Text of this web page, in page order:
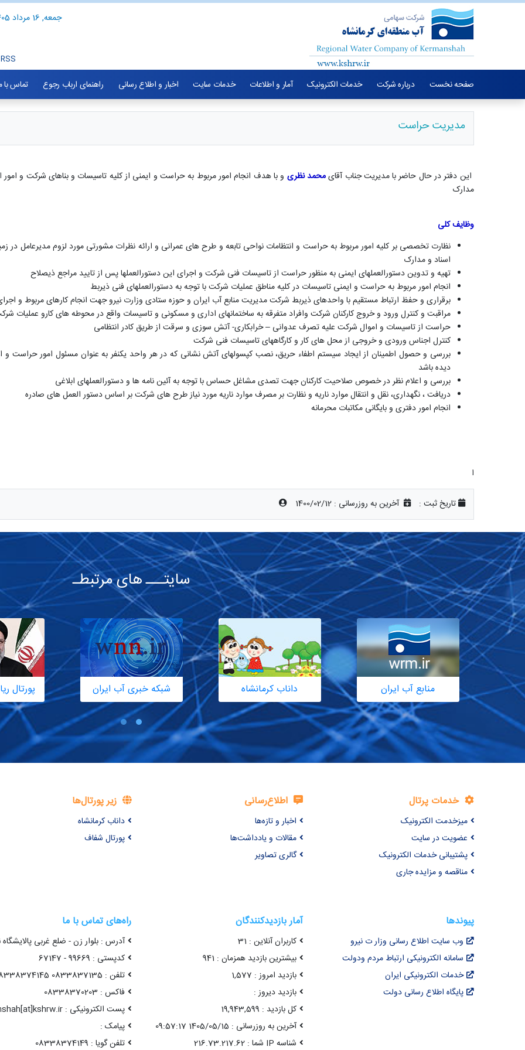
جمعه, 16 مرداد 1405
RSS
صفحه نخست درباره شرکت خدمات الکترونیک آمار و اطلاعات خدمات سایت اخبار و اطلاع رسانی راهنمای ارباب رجوع تماس با
مدیریت حراست
این دفتر در حال حاضر با مدیریت جناب آقایمحمد نظری و با هدف انجام امور مربوط به حراست و ایمنی از کلیه تاسیسات و بناهای شرکت و امور
مدارک
وظایف کلی
نظارت تخصصی بر کلیه امور مربوط به حراست و انتظامات نواحی تابعه و طرح های عمرانی و ارائه نظرات مشورتی مورد لزوم مدیرعامل در
اسناد و مدارک
تهیه و تدوین دستورالعملهای ایمنی به منظور حراست از تاسیسات فنی شرکت و اجرای این دستورالعملها پس از تایید مراجع ذیصلاح
انجام امور مربوط به حراست و ایمنی تاسیسات در کلیه مناطق عملیات شرکت با توجه به دستورالعملهای فنی ذیربط
برقراری و حفظ ارتباط مستقیم با واحدهای ذیربط شرکت مدیریت منابع آب ایران و حوزه ستادی وزارت نیرو جهت انجام کارهای مربوط و
مراقبت و کنترل ورود و خروج کارکنان شرکت وافراد متفرقه به ساختمانهای اداری و مسکونی و تاسیسات واقع در محوطه های کارو عملیات
حراست از تاسیسات و اموال شرکت علیه تصرف عدوانی – خرابکاری- آتش سوزی و سرقت از طریق کادر انتظامی
کنترل اجناس ورودی و خروجی از محل های کار و کارگاههای تاسیسات فنی شرکت
بررسی و حصول اطمینان از ایجاد سیستم اطفاء حریق، نصب کپسولهای آتش نشانی که در هر واحد یکنفر به عنوان مسئول امور حراست و
دیده باشد
بررسی و اعلام نظر در خصوص صلاحیت کارکنان جهت تصدی مشاغل حساس با توجه به آئین نامه ها و دستورالعملهای ابلاغی
دریافت ، نگهداری، نقل و انتقال موارد ناریه و نظارت بر مصرف موارد ناریه مورد نیاز طرح های شرکت بر اساس دستور العمل های صادره
انجام امور دفتری و بایگانی مکاتبات محرمانه
ا
تاریخ ثبت : آخرین به روزرسانی : 1400/02/12
سایتـــ های مرتبطـ
منابع آب ایران داناب کرمانشاه شبکه خبری آب ایران پورتال
خدمات پرتال
میزخدمت الکترونیک
عضویت در سایت
پشتیبانی خدمات الکترونیک
مناقصه و مزایده جاری
اطلاع‌رسانی
اخبار و تازه‌ها
مقالات و یادداشت‌ها
گالری تصاویر
زیر پورتال‌ها
داناب کرمانشاه
پورتال شفاف
پیوندها
وب سایت اطلاع رسانی وزار ت نیرو
سامانه الکترونیکی ارتباط مردم ودولت
خدمات الکترونیکی ایران
پایگاه اطلاع رسانی دولت
آمار بازدیدکنندگان
کاربران آنلاین : 31
بیشترین بازدید همزمان : 941
بازدید امروز : 1,577
بازدید دیروز :
کل بازدید : 19,943,599
آخرین به روزرسانی : 1405/05/15 09:57:17
شناسه IP شما : 216.73.217.62
راه‌های تماس با ما
آدرس : بلوار زن - ضلع غربی
کدپستی : 99669 - 67147
تلفن : 0833837135 08338374145
فاکس : 08338370203
پست الکترونیکی : kermanshah[at]kshrw.ir
پیامک :
تلفن گویا : 08338374149